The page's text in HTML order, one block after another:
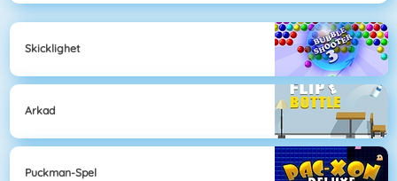
Skicklighet
Arkad
Puckman-Spel